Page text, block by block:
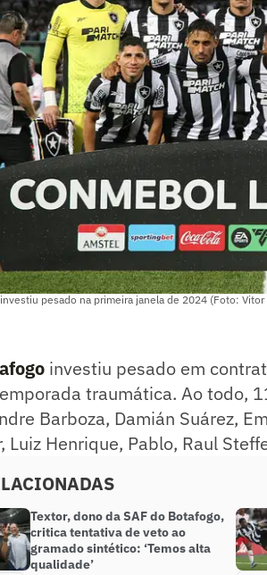
pesado na primeira janela de 2024 (Foto:
investiu pesado em
traumática. Ao todo,
Barboza, Damián Suárez,
Luiz Henrique, Pablo, Raul
Textor, dono da SAF do Botafogo,
critica tentativa de veto ao
gramado sintético: ‘Temos alta
qualidade’